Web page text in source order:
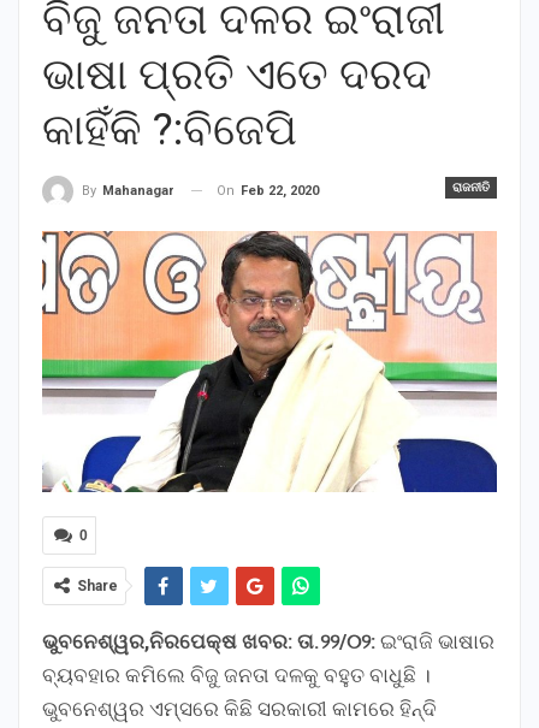
ବିଜୁ ଜନତା ଦଳର ଇଂରାଜୀ
ଭାଷା ପ୍ରତି ଏତେ ଦରଦ
କାହିଁକି ?:ବିଜେପି
ରାଜନୀତି
By Mahanagar On Feb 22, 2020
0
Share
ଭୁବନେଶ୍ୱର,ନିରପେକ୍ଷ ଖବର: ତା.୨୨/୦୨: ଇଂରାଜି ଭାଷାର
ବ୍ୟବହାର କମିଲେ ବିଜୁ ଜନତା ଦଳକୁ ବହୁତ ବାଧୁଛି ।
ଭୁବନେଶ୍ୱର ଏମ୍ସରେ କିଛି ସରକାରୀ କାମରେ ହିନ୍ଦି